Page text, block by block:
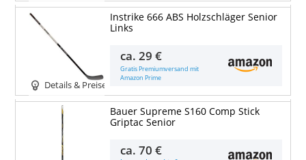
Details & Preise
Instrike 666 ABS Holzschläger Senior
Links
ca.29 €
Gratis Premiumversand mit
Amazon Prime
Bauer Supreme S160 Comp Stick
Griptac Senior
ca.70 €